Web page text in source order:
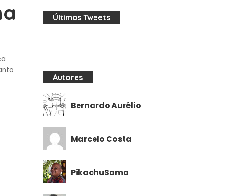
Últimos Tweets
Autores
Bernardo Aurélio
Marcelo Costa
PikachuSama